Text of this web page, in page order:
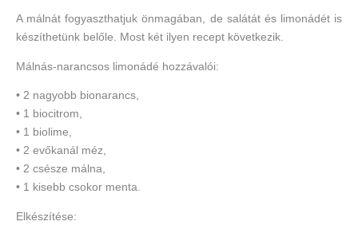
A málnát fogyaszthatjuk önmagában, de salátát és limonádét is
készíthetünk belőle. Most két ilyen recept következik.
Málnás-narancsos limonádé hozzávalói:
• 2 nagyobb bionarancs,
• 1 biocitrom,
• 1 biolime,
• 2 evőkanál méz,
• 2 csésze málna,
• 1 kisebb csokor menta.
Elkészítése: